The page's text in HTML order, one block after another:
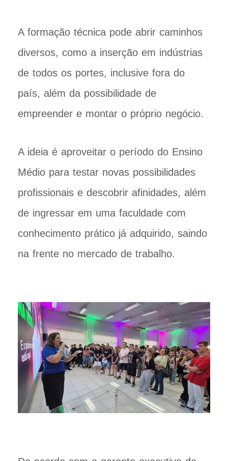
A formação técnica pode abrir caminhos
diversos, como a inserção em indústrias
de todos os portes, inclusive fora do
país, além da possibilidade de
empreender e montar o próprio negócio.
A ideia é aproveitar o período do Ensino
Médio para testar novas possibilidades
profissionais e descobrir afinidades, além
de ingressar em uma faculdade com
conhecimento prático já adquirido, saindo
na frente no mercado de trabalho.